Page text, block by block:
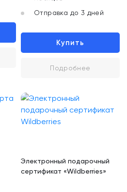
Отправка до 3 дней
Купить
Подробнее
Электронный подарочный
сертификат «Wildberries»